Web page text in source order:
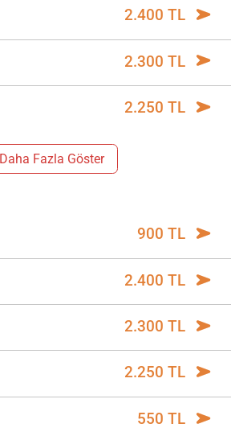
2.400 TL
2.300 TL
2.250 TL
Daha Fazla Göster
900 TL
2.400 TL
2.300 TL
2.250 TL
550 TL